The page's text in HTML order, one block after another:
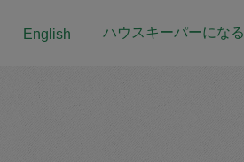
English ハウスキーパーになる